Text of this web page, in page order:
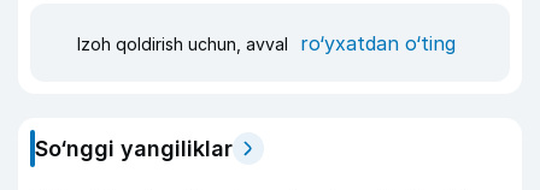
Izoh qoldirish uchun, avval ro‘yxatdan o‘ting
So‘nggi yangiliklar